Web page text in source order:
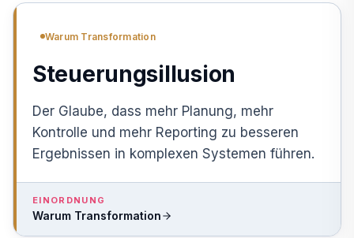
Warum Transformation
Steuerungsillusion
Der Glaube, dass mehr Planung, mehr
Kontrolle und mehr Reporting zu besseren
Ergebnissen in komplexen Systemen führen.
EINORDNUNG
Warum Transformation